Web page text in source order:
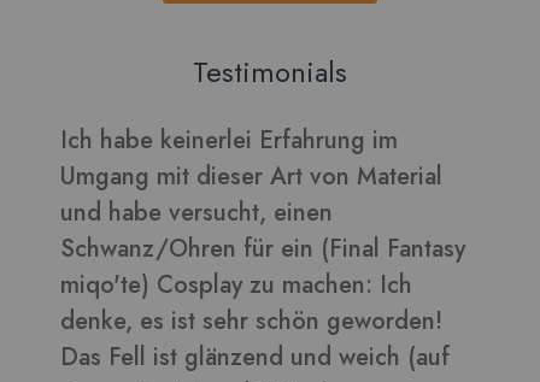
Testimonials
Fantasy
(auf
Verarbeitet sich gut und die
daraus sehen toll aus ????
Bilder in dieser Rezension
Vera-Kunden